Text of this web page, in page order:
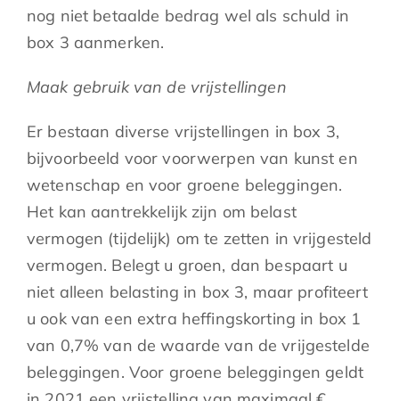
nog niet betaalde bedrag wel als schuld in
box 3 aanmerken.
Maak gebruik van de vrijstellingen
Er bestaan diverse vrijstellingen in box 3,
bijvoorbeeld voor voorwerpen van kunst en
wetenschap en voor groene beleggingen.
Het kan aantrekkelijk zijn om belast
vermogen (tijdelijk) om te zetten in vrijgesteld
vermogen. Belegt u groen, dan bespaart u
niet alleen belasting in box 3, maar profiteert
u ook van een extra heffingskorting in box 1
van 0,7% van de waarde van de vrijgestelde
beleggingen. Voor groene beleggingen geldt